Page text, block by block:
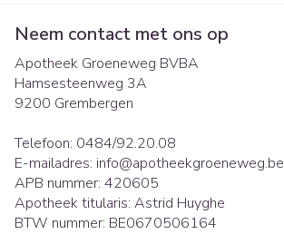
Neem contact met ons op
Apotheek Groeneweg BVBA
Hamsesteenweg 3A
9200 Grembergen
Telefoon: 0484/92.20.08
E-mailadres: info@apotheekgroeneweg.be
APB nummer: 420605
Apotheek titularis: Astrid Huyghe
BTW nummer: BE0670506164